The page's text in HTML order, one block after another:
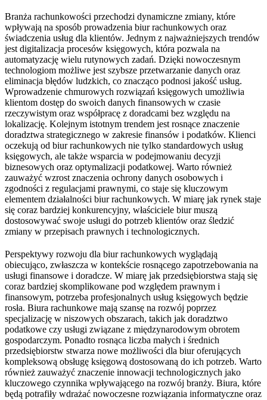
Branża rachunkowości przechodzi dynamiczne zmiany, które
wpływają na sposób prowadzenia biur rachunkowych oraz
świadczenia usług dla klientów. Jednym z najważniejszych trendów
jest digitalizacja procesów księgowych, która pozwala na
automatyzację wielu rutynowych zadań. Dzięki nowoczesnym
technologiom możliwe jest szybsze przetwarzanie danych oraz
eliminacja błędów ludzkich, co znacząco podnosi jakość usług.
Wprowadzenie chmurowych rozwiązań księgowych umożliwia
klientom dostęp do swoich danych finansowych w czasie
rzeczywistym oraz współpracę z doradcami bez względu na
lokalizację. Kolejnym istotnym trendem jest rosnące znaczenie
doradztwa strategicznego w zakresie finansów i podatków. Klienci
oczekują od biur rachunkowych nie tylko standardowych usług
księgowych, ale także wsparcia w podejmowaniu decyzji
biznesowych oraz optymalizacji podatkowej. Warto również
zauważyć wzrost znaczenia ochrony danych osobowych i
zgodności z regulacjami prawnymi, co staje się kluczowym
elementem działalności biur rachunkowych. W miarę jak rynek staje
się coraz bardziej konkurencyjny, właściciele biur muszą
dostosowywać swoje usługi do potrzeb klientów oraz śledzić
zmiany w przepisach prawnych i technologicznych.
Perspektywy rozwoju dla biur rachunkowych wyglądają
obiecująco, zwłaszcza w kontekście rosnącego zapotrzebowania na
usługi finansowe i doradcze. W miarę jak przedsiębiorstwa stają się
coraz bardziej skomplikowane pod względem prawnym i
finansowym, potrzeba profesjonalnych usług księgowych będzie
rosła. Biura rachunkowe mają szansę na rozwój poprzez
specjalizację w niszowych obszarach, takich jak doradztwo
podatkowe czy usługi związane z międzynarodowym obrotem
gospodarczym. Ponadto rosnąca liczba małych i średnich
przedsiębiorstw stwarza nowe możliwości dla biur oferujących
kompleksową obsługę księgową dostosowaną do ich potrzeb. Warto
również zauważyć znaczenie innowacji technologicznych jako
kluczowego czynnika wpływającego na rozwój branży. Biura, które
będą potrafiły wdrażać nowoczesne rozwiązania informatyczne oraz